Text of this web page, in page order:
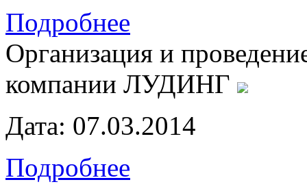
Подробнее
Организация и
компании ЛУДИНГ
Дата: 07.03.2014
Подробнее